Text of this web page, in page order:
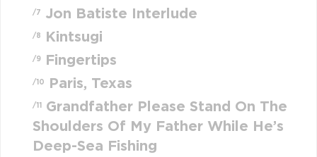
/7 Jon Batiste Interlude
/8 Kintsugi
/9 Fingertips
/10 Paris, Texas
/11
Grandfather Please Stand On The
Shoulders Of My Father While He’s
Deep-Sea Fishing